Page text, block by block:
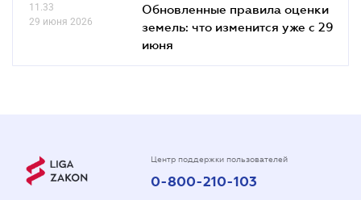
11.33
29 июня 2026
Обновленные правила оценки
земель: что изменится уже с 29
июня
Центр поддержки пользователей
0-800-210-103